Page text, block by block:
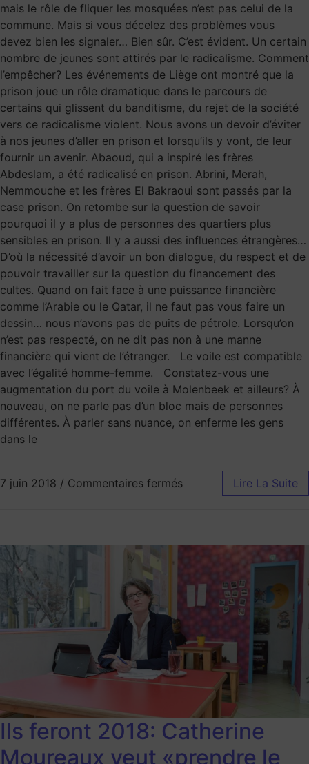
mais le rôle de fliquer les mosquées n’est pas celui de la
commune. Mais si vous décelez des problèmes vous
devez bien les signaler… Bien sûr. C’est évident. Un certain
nombre de jeunes sont attirés par le radicalisme. Comment
l’empêcher? Les événements de Liège ont montré que la
prison joue un rôle dramatique dans le parcours de
certains qui glissent du banditisme, du rejet de la société
vers ce radicalisme violent. Nous avons un devoir d’éviter
à nos jeunes d’aller en prison et lorsqu’ils y vont, de leur
fournir un avenir. Abaoud, qui a inspiré les frères
Abdeslam, a été radicalisé en prison. Abrini, Merah,
Nemmouche et les frères El Bakraoui sont passés par la
case prison. On retombe sur la question de savoir
pourquoi il y a plus de personnes des quartiers plus
sensibles en prison. Il y a aussi des influences étrangères…
D’où la nécessité d’avoir un bon dialogue, du respect et de
pouvoir travailler sur la question du financement des
cultes. Quand on fait face à une puissance financière
comme l’Arabie ou le Qatar, il ne faut pas vous faire un
dessin… nous n’avons pas de puits de pétrole. Lorsqu’on
n’est pas respecté, on ne dit pas non à une manne
financière qui vient de l’étranger. Le voile est compatible
avec l’égalité homme-femme. Constatez-vous une
augmentation du port du voile à Molenbeek et ailleurs? À
nouveau, on ne parle pas d’un bloc mais de personnes
différentes. À parler sans nuance, on enferme les gens
dans le
7 juin 2018 / Commentaires fermés Lire La Suite
Ils feront 2018: Catherine
Moureaux veut «prendre le